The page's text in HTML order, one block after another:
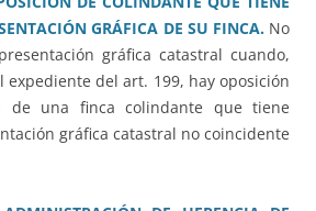
GRÁFICA DE SU FINCA.No
gráfica catastral cuando,
del art. 199, hay oposición
de una finca colindante que tiene
gráfica catastral no coincidente